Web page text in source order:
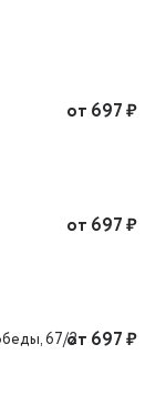
от 697 ₽
от 697 ₽
67/2от 697 ₽